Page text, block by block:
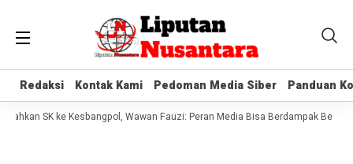
Redaksi Kontak Kami Pedoman Media Siber Panduan
Redaksi Kontak Kami Pedoman Media Siber Panduan
SK ke Kesbangpol, Wawan Fauzi: Peran Media Bisa Berdampak Besar